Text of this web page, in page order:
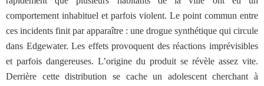
comportement inhabituel et parfois violent. Le point commun entre
ces incidents finit par apparaître : une drogue synthétique qui circule
dans Edgewater. Les effets provoquent des réactions imprévisibles
et parfois dangereuses. L’origine du produit se révèle assez vite.
Derrière cette distribution se cache un adolescent cherchant à